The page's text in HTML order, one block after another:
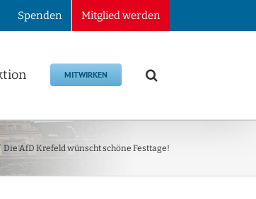
Spenden Mitglied werden
MITWIRKEN
Die AfD Krefeld wünscht schöne Festtage!